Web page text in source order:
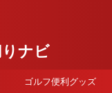
ナビ
ゴルフ便利グッズ